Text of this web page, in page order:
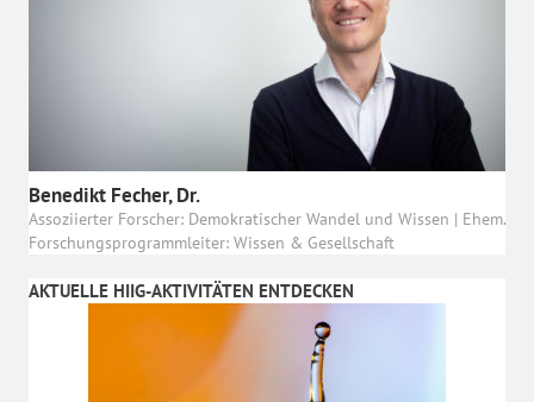
Benedikt Fecher, Dr.
Assoziierter Forscher: Demokratischer Wandel und Wissen | Ehem.
Forschungsprogrammleiter: Wissen & Gesellschaft
AKTUELLE HIIG-AKTIVITÄTEN ENTDECKEN